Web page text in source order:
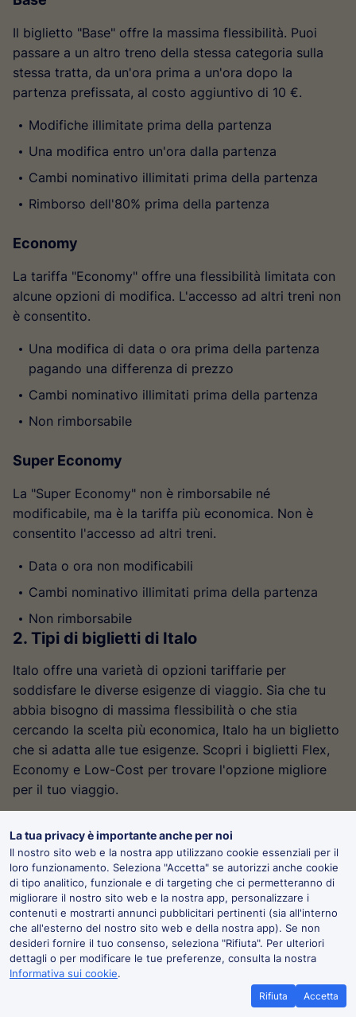
5 £ in regalo per i nuovi utenti Scarica
Il biglietto "Base" offre la massima flessibilità. Puoi
passare a un altro treno della stessa categoria sulla
stessa tratta, da un'ora prima a un'ora dopo la
partenza prefissata, al costo aggiuntivo di 10 €.
Modifiche illimitate prima della partenza
Una modifica entro un'ora dalla partenza
Cambi nominativo illimitati prima della partenza
Rimborso dell'80% prima della partenza
Economy
La tariffa "Economy" offre una flessibilità limitata con
alcune opzioni di modifica. L'accesso ad altri treni non
è consentito.
Una modifica di data o ora prima della partenza
pagando una differenza di prezzo
Cambi nominativo illimitati prima della partenza
Non rimborsabile
Super Economy
La "Super Economy" non è rimborsabile né
modificabile, ma è la tariffa più economica. Non è
consentito l'accesso ad altri treni.
Data o ora non modificabili
Cambi nominativo illimitati prima della partenza
Non rimborsabile
2. Tipi di biglietti di Italo
Italo offre una varietà di opzioni tariffarie per
soddisfare le diverse esigenze di viaggio. Sia che tu
abbia bisogno di massima flessibilità o che stia
cercando la scelta più economica, Italo ha un biglietto
che si adatta alle tue esigenze. Scopri i biglietti Flex,
Economy e Low-Cost per trovare l'opzione migliore
per il tuo viaggio.
Flex
I biglietti "Flex" offrono la massima flessibilità con
modifiche illimitate. La classe, la data e l'ora del
viaggio sono modificabili pagando solo la differenza
di prezzo. Puoi prendere un altro treno entro un'ora se
perdi il tuo.
Modifiche illimitate fino a tre minuti prima della
La tua privacy è importante anche per noi
Il nostro sito web e la nostra app utilizzano cookie essenziali per il
loro funzionamento. Seleziona "Accetta" se autorizzi anche cookie
di tipo analitico, funzionale e di targeting che ci permetteranno di
migliorare il nostro sito web e la nostra app, personalizzare i
contenuti e mostrarti annunci pubblicitari pertinenti (sia all'interno
che all'esterno del nostro sito web e della nostra app). Se non
desideri fornire il tuo consenso, seleziona "Rifiuta". Per ulteriori
dettagli o per modificare le tue preferenze, consulta la nostra
Informativa sui cookie.
Rifiuta Accetta